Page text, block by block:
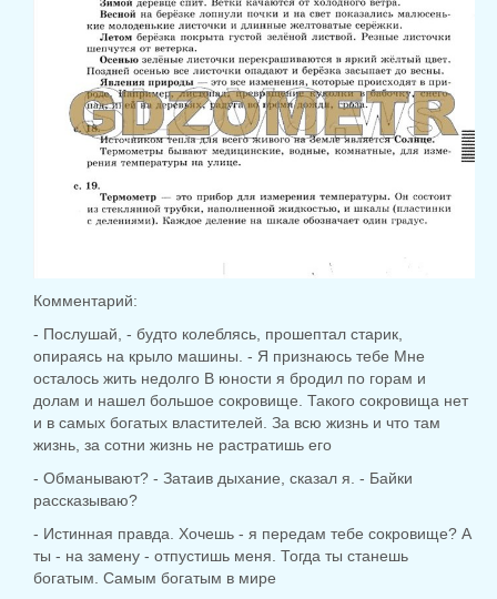
Комментарий:
- Послушай, - будто колеблясь, прошептал старик,
опираясь на крыло машины. - Я признаюсь тебе Мне
осталось жить недолго В юности я бродил по горам и
долам и нашел большое сокровище. Такого сокровища нет
и в самых богатых властителей. За всю жизнь и что там
жизнь, за сотни жизнь не растратишь его
- Обманывают? - Затаив дыхание, сказал я. - Байки
рассказываю?
- Истинная правда. Хочешь - я передам тебе сокровище? А
ты - на замену - отпустишь меня. Тогда ты станешь
богатым. Самым богатым в мире